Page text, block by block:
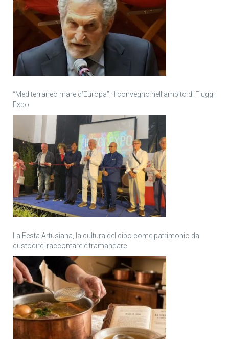
“Mediterraneo mare d’Europa”, il convegno nell’ambito di Fiuggi
Expo
La Festa Artusiana, la cultura del cibo come patrimonio da
custodire, raccontare e tramandare